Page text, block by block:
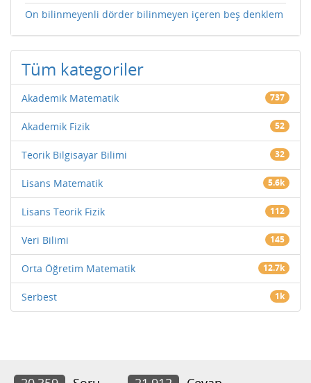
On bilinmeyenli dörder bilinmeyen içeren beş denklem
Tüm kategoriler
Akademik Matematik 737
Akademik Fizik 52
Teorik Bilgisayar Bilimi 32
Lisans Matematik 5.6k
Lisans Teorik Fizik 112
Veri Bilimi 145
Orta Öğretim Matematik 12.7k
Serbest 1k